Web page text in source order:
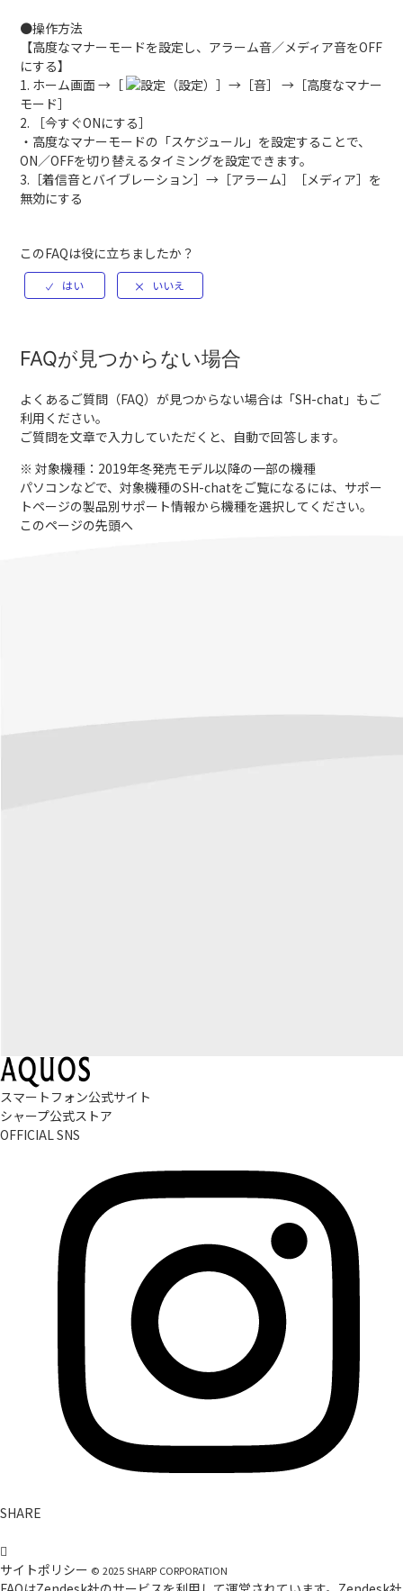
●操作方法
【高度なマナーモードを設定し、アラーム音／メディア音をOFF
にする】
1. ホーム画面 →［
（設定）］→［音］ →［高度なマナー
モード］
2. ［今すぐONにする］
・高度なマナーモードの「スケジュール」を設定することで、
ON／OFFを切り替えるタイミングを設定できます。
3.［着信音とバイブレーション］→［アラーム］［メディア］を
無効にする
このFAQは役に立ちましたか？
FAQが見つからない場合
よくあるご質問（FAQ）が見つからない場合は「SH-chat 」もご
利用ください。
ご質問を文章で入力していただくと、自動で回答します。
※ 対象機種：2019年冬発売モデル以降の一部の機種
パソコンなどで、対象機種のSH-chatをご覧になるには、サポー
トページの製品別サポート情報から機種を選択してください。
このページの先頭へ
スマートフォン公式サイト
シャープ公式ストア
OFFICIAL SNS
SHARE
サイトポリシー © 2025SHARP CORPORATION